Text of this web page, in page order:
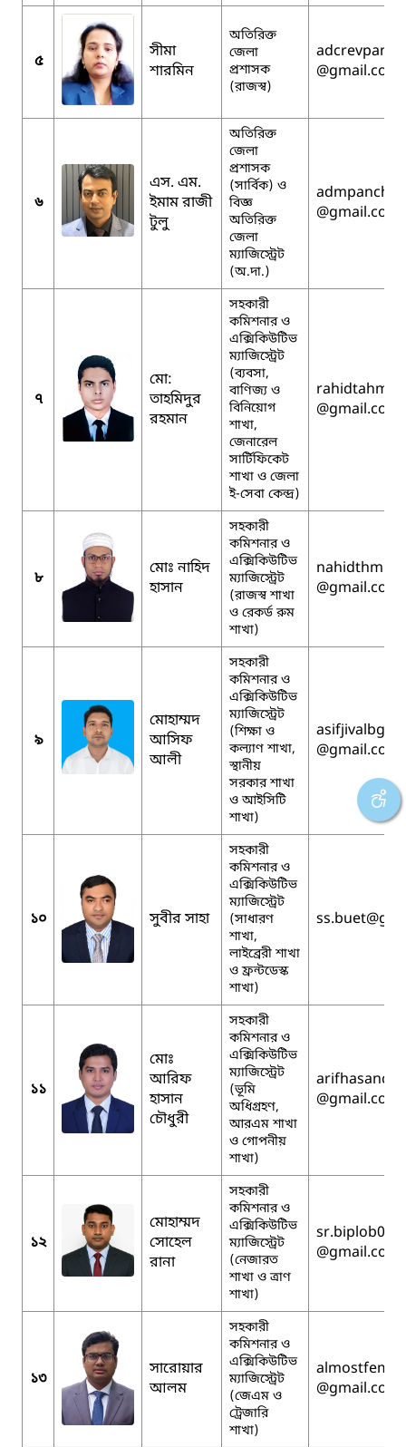
৫
সীমা
শারমিন
অতিরিক্ত
জেলা
প্রশাসক
(রাজস্ব)
@gmail.com
৬
এস. এম.
ইমাম রাজী
টুলু
অতিরিক্ত
জেলা
প্রশাসক
(সার্বিক) ও
বিজ্ঞ
অতিরিক্ত
জেলা
ম্যাজিস্ট্রেট
(অ.দা.)
@gmail.com
৭
মো:
তাহমিদুর
রহমান
সহকারী
কমিশনার ও
এক্সিকিউটিভ
ম্যাজিস্ট্রেট
(ব্যবসা,
বাণিজ্য ও
বিনিয়োগ
শাখা,
জেনারেল
সার্টিফিকেট
শাখা ও জেলা
ই-সেবা কেন্দ্র)
@gmail.com
৮
মোঃ নাহিদ
হাসান
সহকারী
কমিশনার ও
এক্সিকিউটিভ
ম্যাজিস্ট্রেট
(রাজস্ব শাখা
ও রেকর্ড রুম
শাখা)
nahidthm
@gmail.com
৯
মোহাম্মদ
আসিফ
আলী
সহকারী
কমিশনার ও
এক্সিকিউটিভ
ম্যাজিস্ট্রেট
(শিক্ষা ও
কল্যাণ শাখা,
স্থানীয়
সরকার শাখা
ও আইসিটি
শাখা)
asifjivalbge
@gmail.com
১০ সুবীর সাহা
সহকারী
কমিশনার ও
এক্সিকিউটিভ
ম্যাজিস্ট্রেট
(সাধারণ
শাখা,
লাইব্রেরী শাখা
ও ফ্রন্টডেস্ক
শাখা)
ss.buet
১১
মোঃ
আরিফ
হাসান
চৌধুরী
সহকারী
কমিশনার ও
এক্সিকিউটিভ
ম্যাজিস্ট্রেট
(ভূমি
অধিগ্রহণ,
আরএম শাখা
ও গোপনীয়
শাখা)
arifhasanc
@gmail.com
১২
মোহাম্মদ
সোহেল
রানা
সহকারী
কমিশনার ও
এক্সিকিউটিভ
ম্যাজিস্ট্রেট
(নেজারত
শাখা ও ত্রাণ
শাখা)
@gmail.com
১৩
সারোয়ার
আলম
সহকারী
কমিশনার ও
এক্সিকিউটিভ
ম্যাজিস্ট্রেট
(জেএম ও
ট্রেজারি
শাখা)
@gmail.com